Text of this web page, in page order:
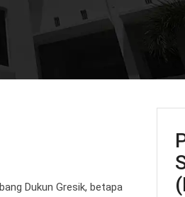
Dukun Gresik, betapa